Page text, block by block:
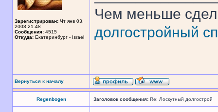
Зарегистрирован: Чт янв 03,
2008 21:48
Сообщения: 4515
Откуда: Екатеринбург - Israel
Чем меньше
долгостройный
Вернуться к началу
Regenbogen Заголовок сообщения: Re: Лоскутный долгострой